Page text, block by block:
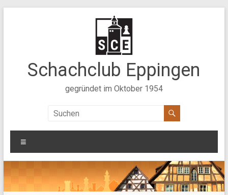
Schachclub Eppingen
gegründet im Oktober 1954